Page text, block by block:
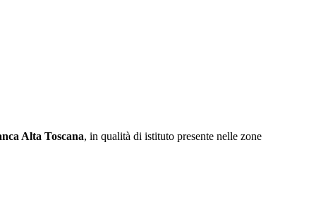
Alta Toscana, in qualità di istituto presente nelle zone